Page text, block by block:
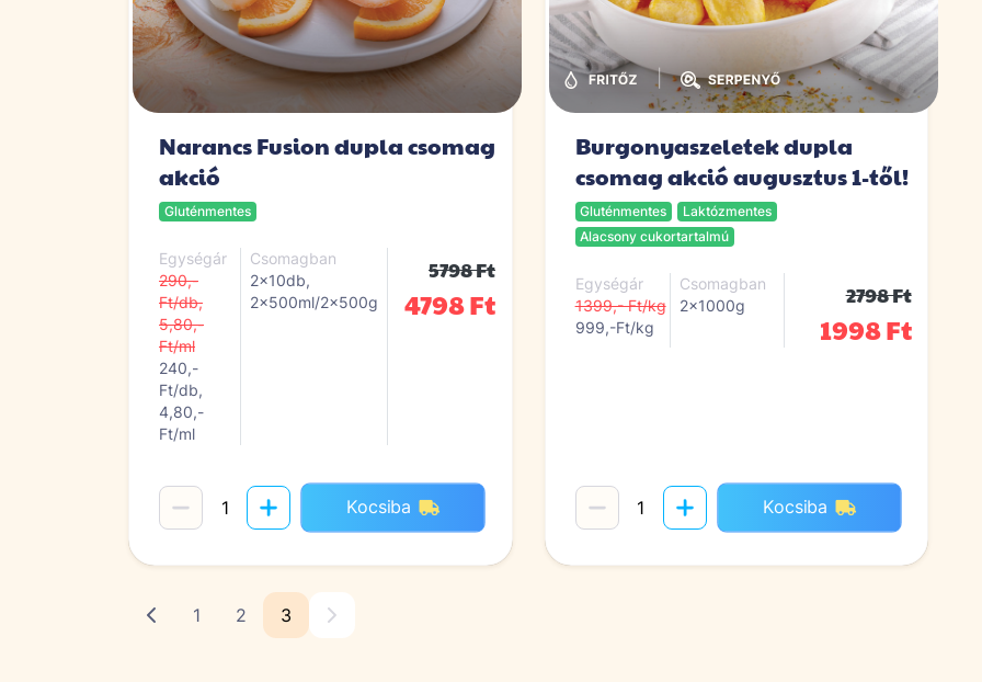
Narancs Fusion dupla csomag
akció
Gluténmentes
Egységár
290,-
Ft/db,
5,80,-
Ft/ml
240,-
Ft/db,
4,80,-
Ft/ml
Csomagban
2x10db,
2x500ml/2x500g
5798 Ft
4798 Ft
Kocsiba
|
Burgonyaszeletek dupla
csomag akció augusztus 1-től!
Gluténmentes
Laktózmentes
Alacsony cukortartalmú
Egységár
1399,- Ft/kg
999,-Ft/kg
Csomagban
2x1000g
2798 Ft
1998 Ft
Kocsiba
1 2 3